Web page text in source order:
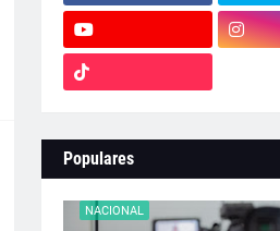
Populares
NACIONAL